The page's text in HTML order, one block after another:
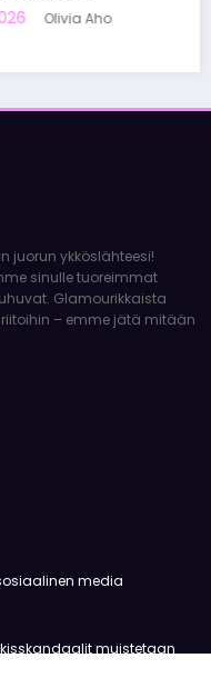
juorun ykköslähteesi!
sinulle tuoreimmat
Glamourikkaista
– emme jätä mitään
media
muistetaan